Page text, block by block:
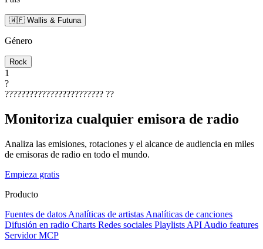
🇼🇫 Wallis & Futuna
Género
Rock
1
?
???????????????????????? ??
Monitoriza cualquier emisora de radio
Analiza las emisiones, rotaciones y el alcance de audiencia en miles
de emisoras de radio en todo el mundo.
Empieza gratis
Producto
Fuentes de datos Analíticas de artistas Analíticas de canciones
Difusión en radio Charts Redes sociales Playlists API Audio features
Servidor MCP